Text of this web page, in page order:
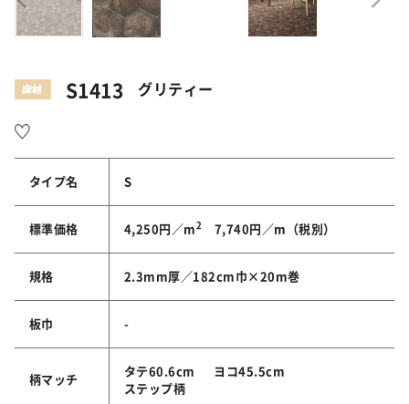
S1413 グリティー
タイプ名 S
標準価格 4,250円／m 2 7,740円／m（税別）
規格 2.3mm厚／182cm巾×20m巻
板巾 -
柄マッチ
タテ60.6cm ヨコ45.5cm
ステップ柄